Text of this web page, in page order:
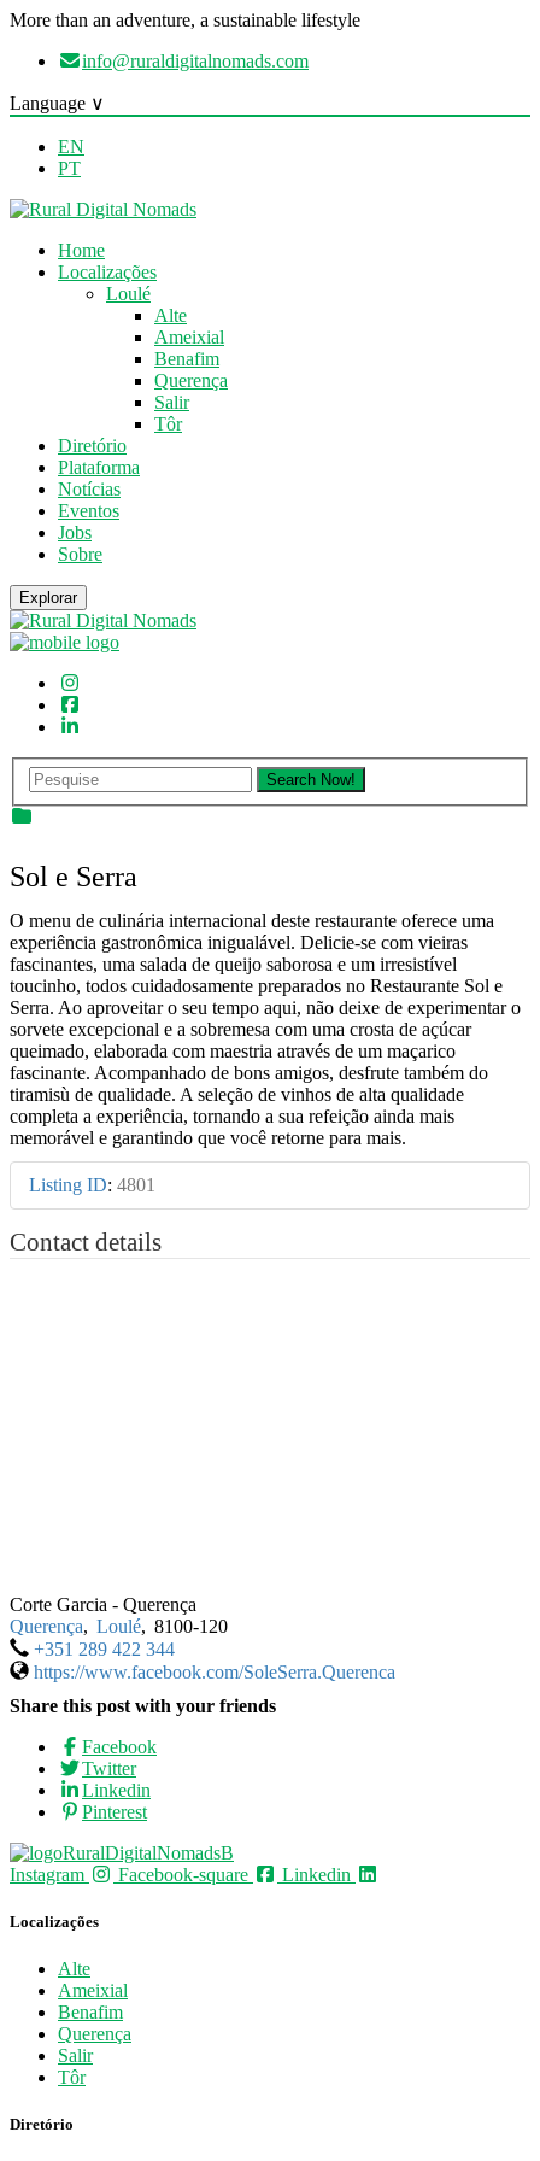
More than an adventure, a sustainable lifestyle
info@ruraldigitalnomads.com
Language ∨
EN
PT
Home
Localizações
Loulé
Alte
Ameixial
Benafim
Querença
Salir
Tôr
Diretório
Plataforma
Notícias
Eventos
Jobs
Sobre
Explorar
Sol e Serra
O menu de culinária internacional deste restaurante oferece uma
experiência gastronômica inigualável. Delicie-se com vieiras
fascinantes, uma salada de queijo saborosa e um irresistível
toucinho, todos cuidadosamente preparados no Restaurante Sol e
Serra. Ao aproveitar o seu tempo aqui, não deixe de experimentar o
sorvete excepcional e a sobremesa com uma crosta de açúcar
queimado, elaborada com maestria através de um maçarico
fascinante. Acompanhado de bons amigos, desfrute também do
tiramisù de qualidade. A seleção de vinhos de alta qualidade
completa a experiência, tornando a sua refeição ainda mais
memorável e garantindo que você retorne para mais.
Listing ID: 4801
Contact details
Corte Garcia - Querença
Querença, Loulé, 8100-120
+351 289 422 344
https://www.facebook.com/SoleSerra.Querenca
Share this post with your friends
Facebook
Twitter
Linkedin
Pinterest
Instagram Facebook-square Linkedin
Localizações
Alte
Ameixial
Benafim
Querença
Salir
Tôr
Diretório